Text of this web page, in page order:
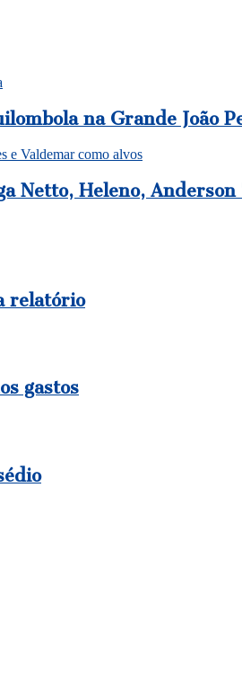
na Grande João
e Valdemar como alvos
Netto, Heleno,
relatório
gastos